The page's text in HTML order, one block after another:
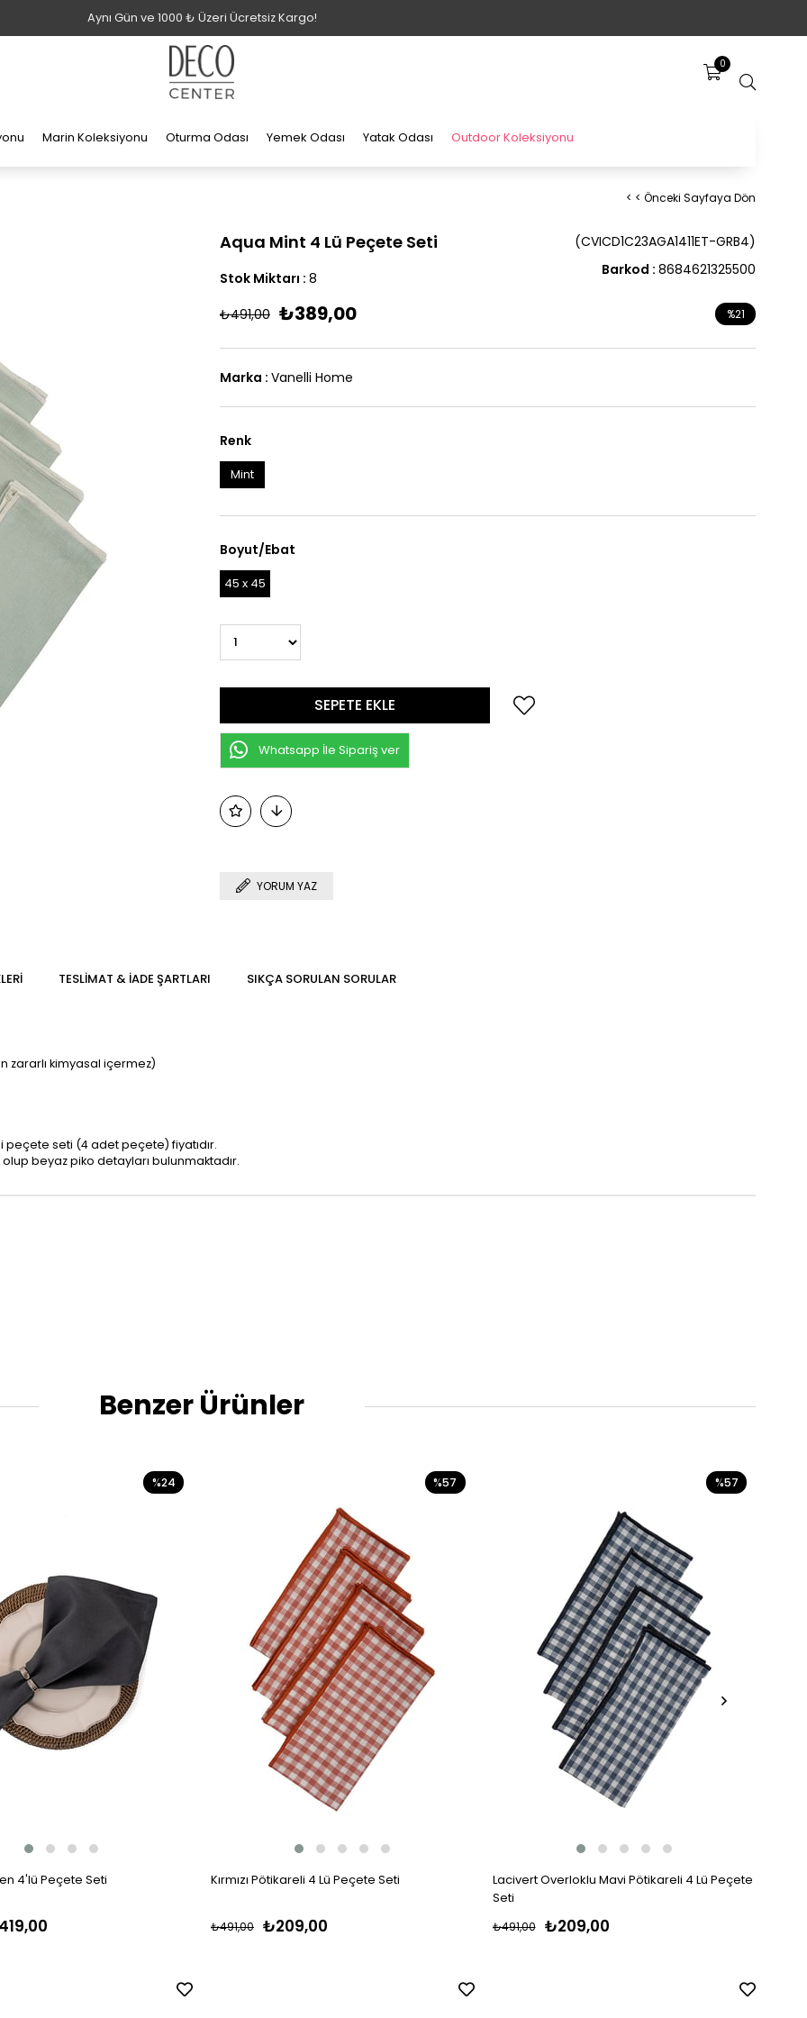
Aynı Gün ve 1000 ₺ Üzeri Ücretsiz Kargo!
0
Marin Koleksiyonu Oturma Odası Yemek Odası Yatak Odası Outdoor Koleksiyonu
< < Önceki Sayfaya Dön
Aqua Mint 4 Lü Peçete Seti
(CVICD1C23AGA1411ET-GRB4)
Barkod : 8684621325500
Stok Miktarı : 8
₺491,00 ₺389,00 %21
Marka : Vanelli Home
Renk
Mint
Boyut/Ebat
45 x 45
Whatsapp İle Sipariş ver
YORUM YAZ
TESLIMAT & İADE ŞARTLARI SIKÇA SORULAN SORULAR
zararlı kimyasal içermez)
seti (4 adet peçete) fiyatıdır.
beyaz piko detayları bulunmaktadır.
Benzer Ürünler
4'lü Peçete Seti
%24
Kırmızı Pötikareli 4 Lü Peçete Seti
₺209,00
₺491,00
%57
Lacivert Overloklu Mavi Pötikareli 4 Lü Peçete
Seti
₺209,00
₺491,00
%57